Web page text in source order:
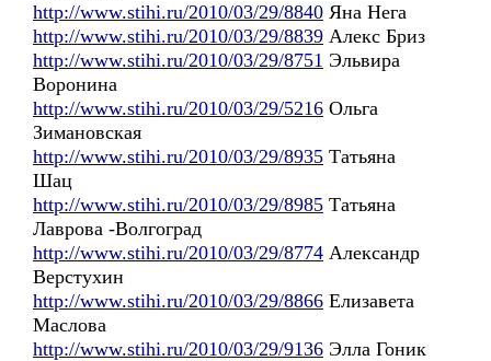
http://www.stihi.ru/2010/03/29/8840 Яна Нега
http://www.stihi.ru/2010/03/29/8839 Алекс Бриз
http://www.stihi.ru/2010/03/29/8751 Эльвира
Воронина
http://www.stihi.ru/2010/03/29/5216 Ольга
Зимановская
http://www.stihi.ru/2010/03/29/8935 Татьяна
Шац
http://www.stihi.ru/2010/03/29/8985 Татьяна
Лаврова -Волгоград
http://www.stihi.ru/2010/03/29/8774 Александр
Верстухин
http://www.stihi.ru/2010/03/29/8866 Елизавета
Маслова
http://www.stihi.ru/2010/03/29/9136 Элла Гоник